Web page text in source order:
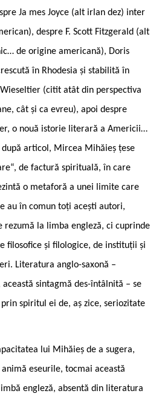
Ja ­mes Joyce (alt irlan ­dez) inter
despre F. Scott Fitzgerald (alt
de origine americană), Doris
în Rhodesia și stabilită în
(citit atât din perspectiva
cât și ca evreu), apoi despre
o nouă istorie literară a Americii…
articol, Mircea Mihăieș țese
de factură spirituală, în care
o metaforă a unei limite care
au în comun toți acești autori,
rezumă la limba engleză, ci cuprinde
filosofice și filologice, de instituții și
Literatura anglo-saxonă –
sintagmă des-întâlnită – se
spiritul ei de, aș zice, seriozitate
lui Mihăieș de a sugera,
eseurile, tocmai această
engleză, absentă din literatura